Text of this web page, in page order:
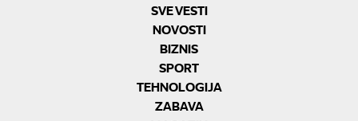
SVE VESTI
NOVOSTI
BIZNIS
SPORT
TEHNOLOGIJA
ZABAVA